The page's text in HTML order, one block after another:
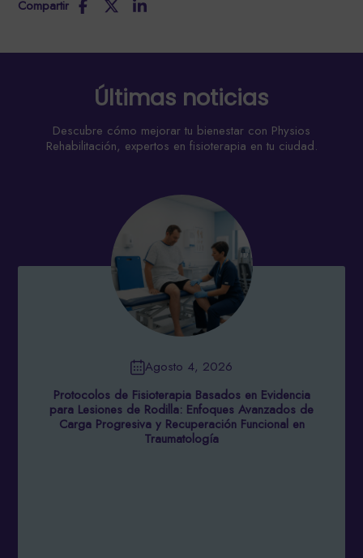
Compartir
Últimas noticias
Descubre cómo mejorar tu bienestar con Physios
Rehabilitación, expertos en fisioterapia en tu ciudad.
Agosto 4, 2026
Protocolos de Fisioterapia Basados en Evidencia
para Lesiones de Rodilla: Enfoques Avanzados de
Carga Progresiva y Recuperación Funcional en
Traumatología